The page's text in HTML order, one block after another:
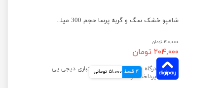
شامپو خشک سگ و گربه پرسا حجم 300 میلی لیتر
۲۱۰,۰۰۰ تومان
۲۰۴,۰۰۰ تومان
4 قسط 51,000 تومانی